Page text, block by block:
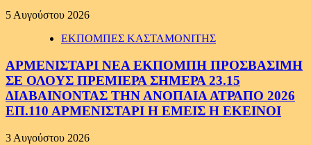
5 Αυγούστου 2026
ΕΚΠΟΜΠΕΣ ΚΑΣΤΑΜΟΝΙΤΗΣ
ΑΡΜΕΝΙΣΤΑΡΙ ΝΕΑ ΕΚΠΟΜΠΗ ΠΡΟΣΒΑΣΙΜΗ
ΣΕ ΟΛΟΥΣ ΠΡΕΜΙΕΡΑ ΣΗΜΕΡΑ 23.15
ΔΙΑΒΑΙΝΟΝΤΑΣ ΤΗΝ ΑΝΟΠΑΙΑ ΑΤΡΑΠΟ 2026
ΕΠ.110 ΑΡΜΕΝΙΣΤΑΡΙ Η ΕΜΕΙΣ Η ΕΚΕΙΝΟΙ
3 Αυγούστου 2026